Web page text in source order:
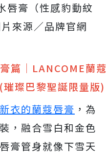
唇膏（性感豹動紋
來源／品牌官網
篇｜LANCOME蘭蔻
璨巴黎聖誕限量版)
衣的蘭蔻唇膏 ，為
，融合雪白和金色
膏管身就像下雪天